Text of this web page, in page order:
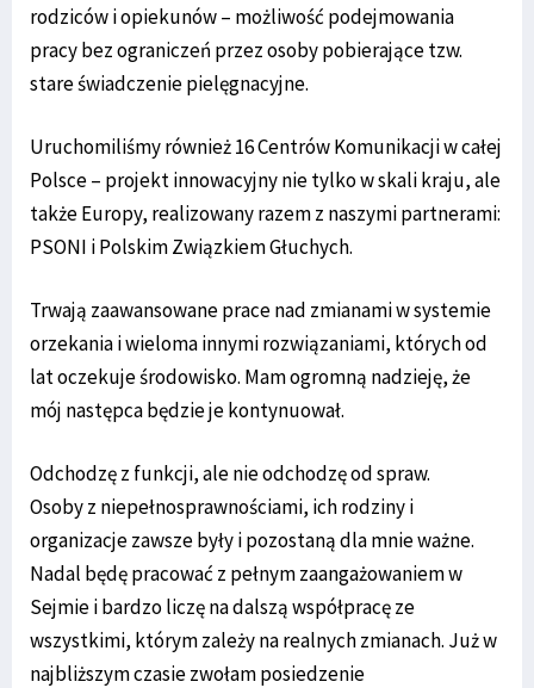
rodziców i opiekunów – możliwość podejmowania
pracy bez ograniczeń przez osoby pobierające tzw.
stare świadczenie pielęgnacyjne.
Uruchomiliśmy również 16 Centrów Komunikacji w całej
Polsce – projekt innowacyjny nie tylko w skali kraju, ale
także Europy, realizowany razem z naszymi partnerami:
PSONI i Polskim Związkiem Głuchych.
Trwają zaawansowane prace nad zmianami w systemie
orzekania i wieloma innymi rozwiązaniami, których od
lat oczekuje środowisko. Mam ogromną nadzieję, że
mój następca będzie je kontynuował.
Odchodzę z funkcji, ale nie odchodzę od spraw.
Osoby z niepełnosprawnościami, ich rodziny i
organizacje zawsze były i pozostaną dla mnie ważne.
Nadal będę pracować z pełnym zaangażowaniem w
Sejmie i bardzo liczę na dalszą współpracę ze
wszystkimi, którym zależy na realnych zmianach. Już w
najbliższym czasie zwołam posiedzenie